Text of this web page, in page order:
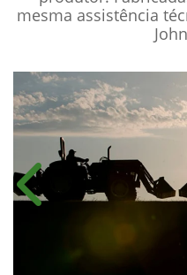
mesma assistência
Anterior